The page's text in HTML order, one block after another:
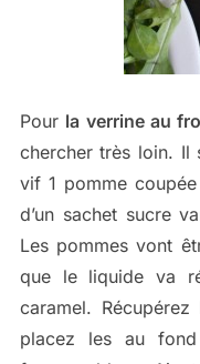
Pour la verrine au
chercher très loin. Il
vif 1 pomme
d’un sachet sucre
Les pommes vont
que le liquide va
caramel.
placez les au fond